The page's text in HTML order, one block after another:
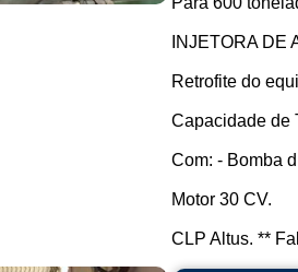
INJETORA DE
Retrofite do
Capacidade de
Com: - Bomba
Motor 30 CV.
CLP Altus. **